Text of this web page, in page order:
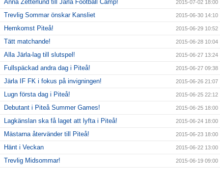
Anna Zetterlund till Järla Football Camp! 2015-07-02 18:00
Trevlig Sommar önskar Kansliet 2015-06-30 14:10
Hemkomst Piteå! 2015-06-29 10:52
Tätt matchande! 2015-06-28 10:04
Alla Järla-lag till slutspel! 2015-06-27 13:24
Fullspäckad andra dag i Piteå! 2015-06-27 09:38
Järla IF FK i fokus på invigningen! 2015-06-26 21:07
Lugn första dag i Piteå! 2015-06-25 22:12
Debutant i Piteå Summer Games! 2015-06-25 18:00
Lagkänslan ska få laget att lyfta i Piteå! 2015-06-24 18:00
Mästarna återvänder till Piteå! 2015-06-23 18:00
Hänt i Veckan 2015-06-22 13:00
Trevlig Midsommar! 2015-06-19 09:00